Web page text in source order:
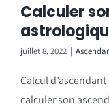
Calculer
juillet 8, 2022 |
Calcul
calculer son